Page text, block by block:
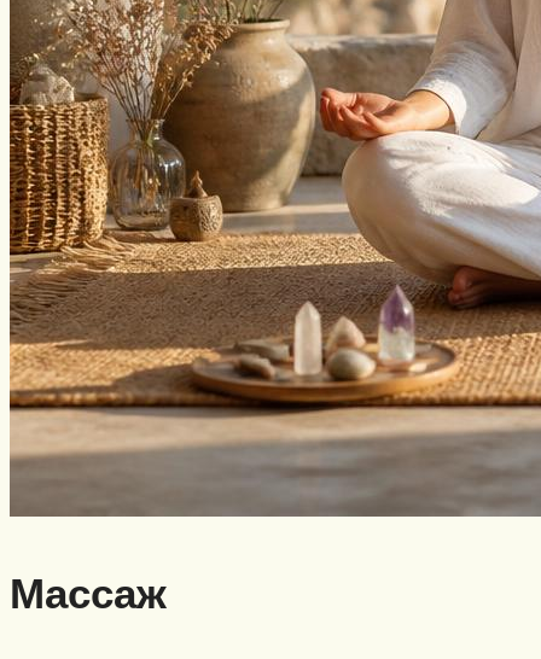
Массаж